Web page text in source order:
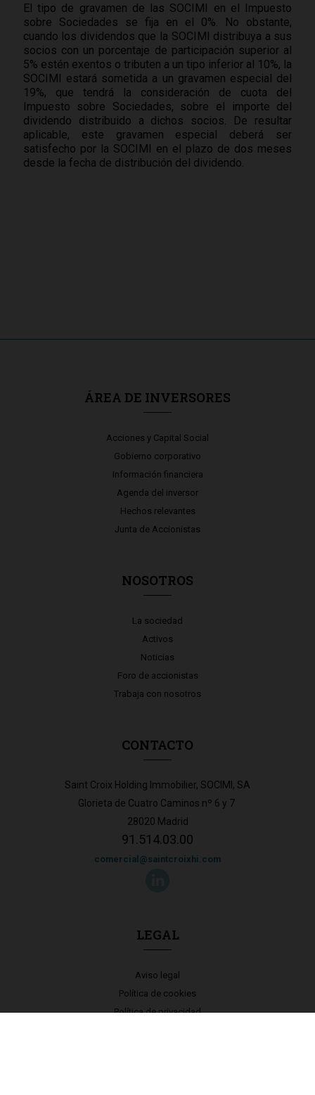
El tipo de gravamen de las SOCIMI en el Impuesto
sobre Sociedades se fija en el 0%. No obstante,
cuando los dividendos que la SOCIMI distribuya a sus
socios con un porcentaje de participación superior al
5% estén exentos o tributen a un tipo inferior al 10%, la
SOCIMI estará sometida a un gravamen especial del
19%, que tendrá la consideración de cuota del
Impuesto sobre Sociedades, sobre el importe del
dividendo distribuido a dichos socios. De resultar
aplicable, este gravamen especial deberá ser
satisfecho por la SOCIMI en el plazo de dos meses
desde la fecha de distribución del dividendo.
ÁREA DE INVERSORES
Acciones y Capital Social
Gobierno corporativo
Información financiera
Agenda del inversor
Hechos relevantes
Junta de Accionistas
NOSOTROS
La sociedad
Activos
Noticias
Foro de accionistas
Trabaja con nosotros
CONTACTO
Saint Croix Holding Immobilier, SOCIMI, SA
Glorieta de Cuatro Caminos nº 6 y 7
28020 Madrid
91.514.03.00
comercial@saintcroixhi.com
LEGAL
Aviso legal
Política de cookies
Política de privacidad